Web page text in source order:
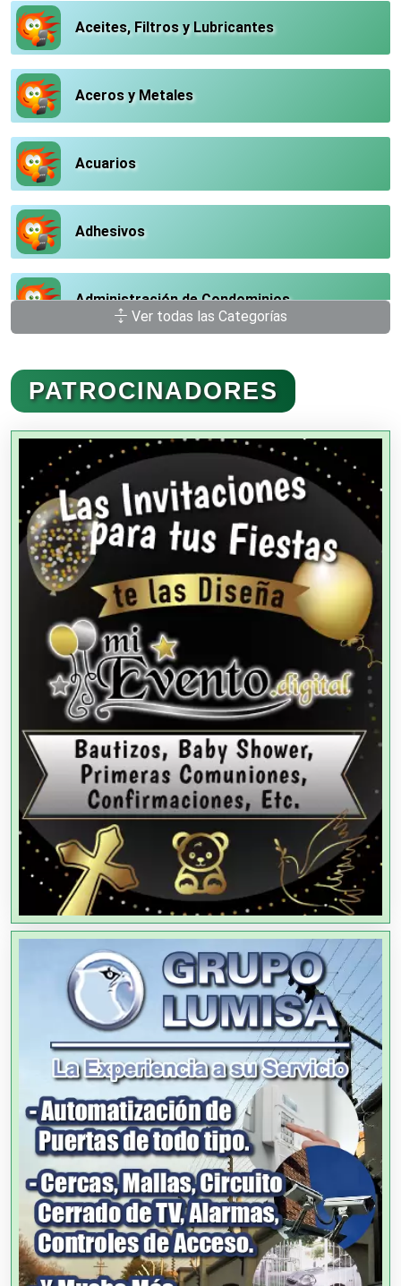
Aceites, Filtros y Lubricantes
Aceros y Metales
Acuarios
Adhesivos
Administración de Condominios
Administración de Empresas
Agencias Aduanales
Agencias de Autos
Agencias de Cobranza
Agencias de Colocación
Agencias de Modelos
Agencias de Publicidad
Agencias de Viajes
Agricultores
Agricultura y Ganadería
Agua Purificada
Aire Acondicionado
Alarmas
Albercas
Ver todas las Categorías
PATROCINADORES